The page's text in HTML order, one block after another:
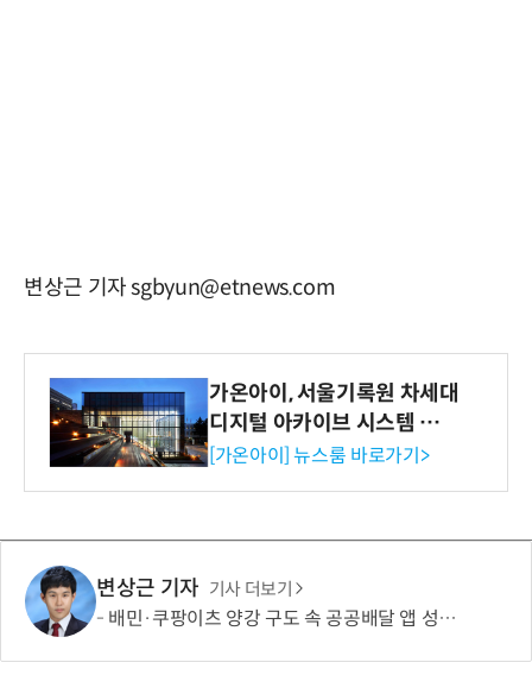
변상근 기자 sgbyun@etnews.com
가온아이, 서울기록원 차세대
디지털 아카이브 시스템 구축
수행
[가온아이] 뉴스룸 바로가기>
변상근 기자 기사 더보기
배민·쿠팡이츠 양강 구도 속 공공배달 앱 성장 정체…경쟁 활성화 방안은?